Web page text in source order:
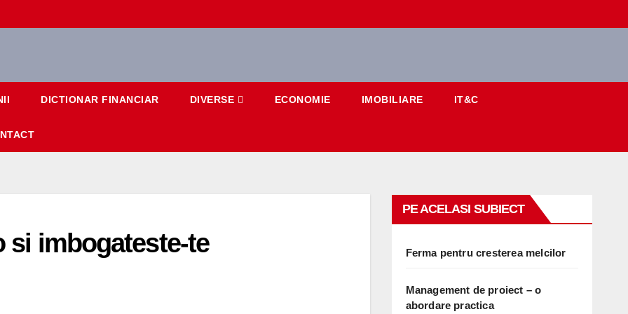
DICTIONAR FINANCIAR DIVERSE ECONOMIE IMOBILIARE IT&C
si imbogateste-te
PE ACELASI SUBIECT
Ferma pentru cresterea melcilor
Management de proiect – o
abordare practica